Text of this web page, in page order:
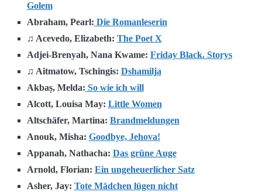
Golem
Abraham, Pearl: Die Romanleserin
♫ Acevedo, Elizabeth: The Poet X
Adjei-Brenyah, Nana Kwame: Friday Black. Storys
♫ Aitmatow, Tschingis: Dshamilja
Akbaș, Melda: So wie ich will
Alcott, Louisa May: Little Women
Altschäfer, Martina: Brandmeldungen
Anouk, Misha: Goodbye, Jehova!
Appanah, Nathacha: Das grüne Auge
Arnold, Florian: Ein ungeheuerlicher Satz
Asher, Jay: Tote Mädchen lügen nicht